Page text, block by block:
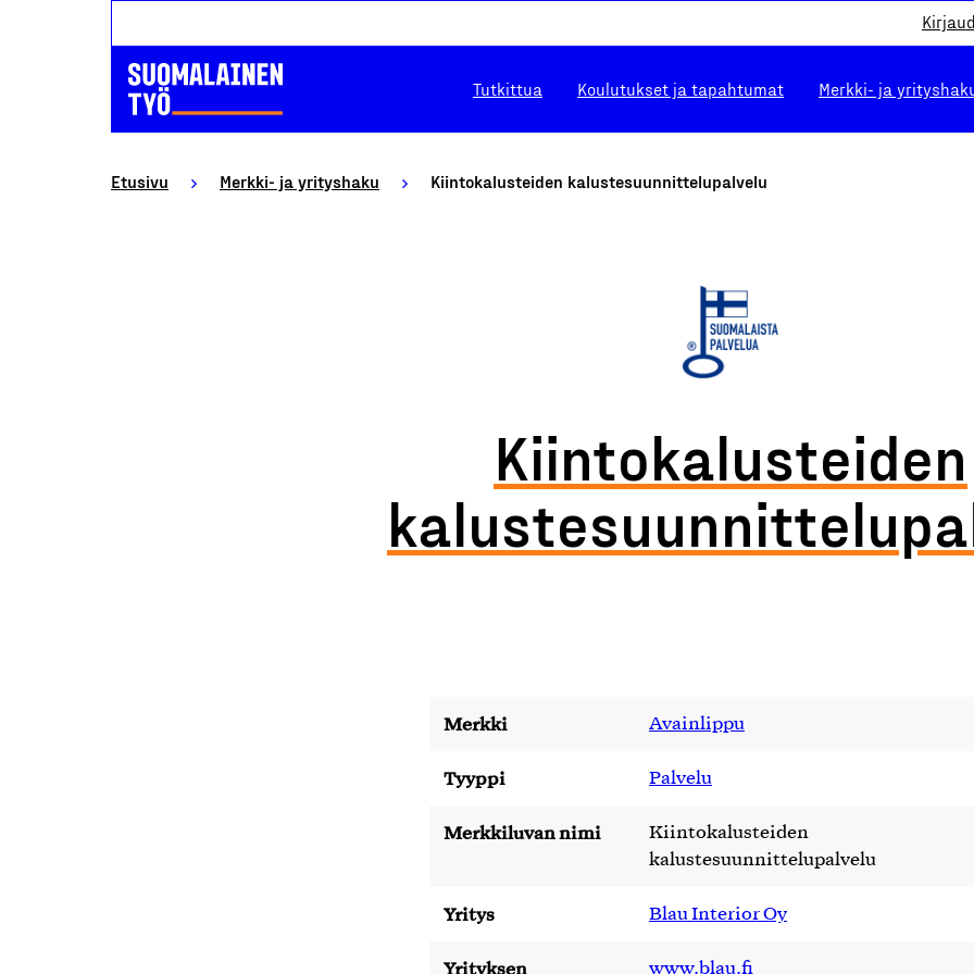
Tutkittua Koulutukset ja tapahtumat Merkki- ja
Etusivu Merkki- ja yrityshaku Kiintokalusteiden kalustesuunnittelupalvelu
Kiintokalusteiden
Merkki Avainlippu
Tyyppi Palvelu
Merkkiluvan nimi
Kiintokalusteiden
kalustesuunnittelupalvelu
Yritys Blau Interior Oy
Yrityksen
www.blau.fi